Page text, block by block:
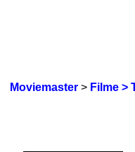
Moviemaster> Filme >